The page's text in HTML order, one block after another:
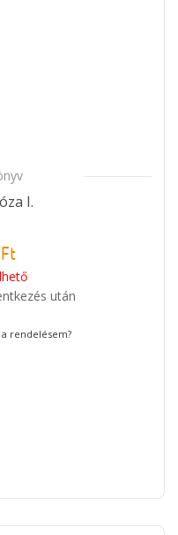
I.
után
rendelésem?